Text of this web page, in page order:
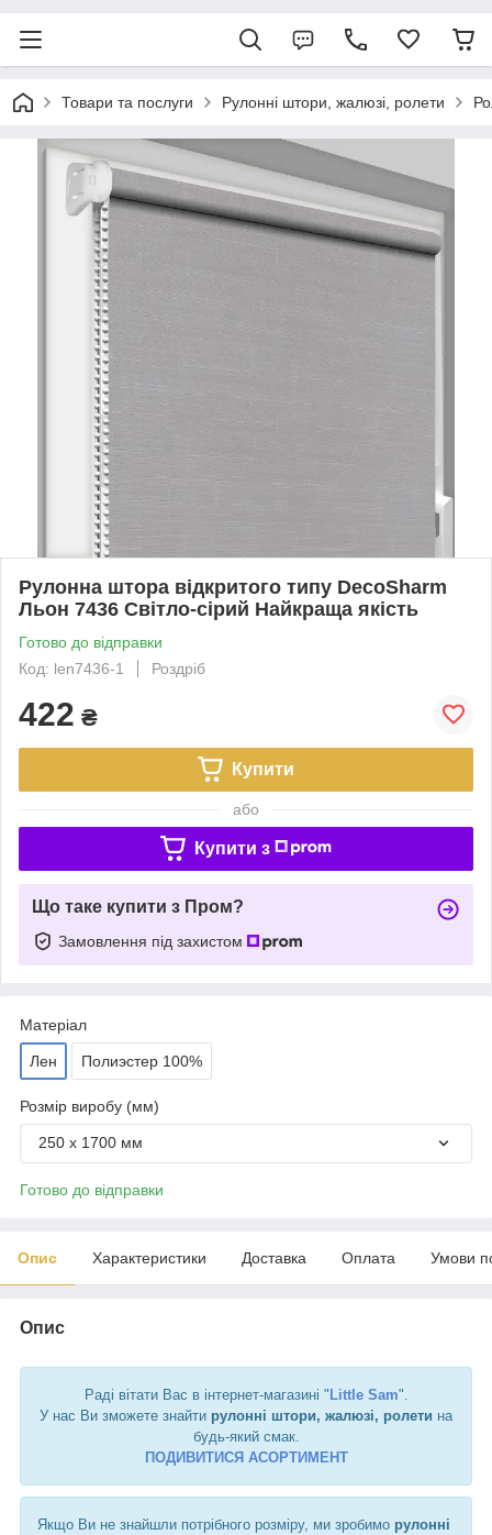
Товари та послуги Рулонні штори, жалюзі, ролети
Рулонна штора відкритого типу DecoSharm
Льон 7436 Світло-сірий Найкраща якість
Готово до відправки
Код: len7436-1
Роздріб
422 ₴
Купити
або
Купити з
Що таке купити з Пром?
Замовлення під захистом
Матеріал
Лен Полиэстер 100%
Розмір виробу (мм)
250 х 1700 мм
Готово до відправки
Опис Характеристики Доставка Оплата Умови
Опис
Раді вітати Вас в інтернет-магазині " Little Sam".
У нас Ви зможете знайти рулонні штори, жалюзі, ролети на
будь-який смак.
ПОДИВИТИСЯ АСОРТИМЕНТ
Якщо Ви не знайшли потрібного розміру, ми зробимо рулонні